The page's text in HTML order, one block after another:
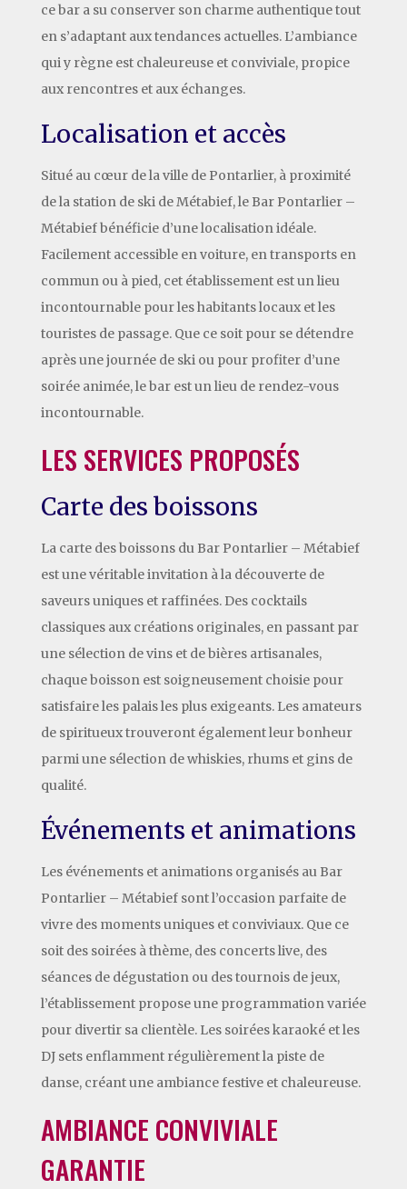
ce bar a su conserver son charme authentique tout
en s’adaptant aux tendances actuelles. L’ambiance
qui y règne est chaleureuse et conviviale, propice
aux rencontres et aux échanges.
Localisation et accès
Situé au cœur de la ville de Pontarlier, à proximité
de la station de ski de Métabief, le Bar Pontarlier –
Métabief bénéficie d’une localisation idéale.
Facilement accessible en voiture, en transports en
commun ou à pied, cet établissement est un lieu
incontournable pour les habitants locaux et les
touristes de passage. Que ce soit pour se détendre
après une journée de ski ou pour profiter d’une
soirée animée, le bar est un lieu de rendez-vous
incontournable.
LES SERVICES PROPOSÉS
Carte des boissons
La carte des boissons du Bar Pontarlier – Métabief
est une véritable invitation à la découverte de
saveurs uniques et raffinées. Des cocktails
classiques aux créations originales, en passant par
une sélection de vins et de bières artisanales,
chaque boisson est soigneusement choisie pour
satisfaire les palais les plus exigeants. Les amateurs
de spiritueux trouveront également leur bonheur
parmi une sélection de whiskies, rhums et gins de
qualité.
Événements et animations
Les événements et animations organisés au Bar
Pontarlier – Métabief sont l’occasion parfaite de
vivre des moments uniques et conviviaux. Que ce
soit des soirées à thème, des concerts live, des
séances de dégustation ou des tournois de jeux,
l’établissement propose une programmation variée
pour divertir sa clientèle. Les soirées karaoké et les
DJ sets enflamment régulièrement la piste de
danse, créant une ambiance festive et chaleureuse.
AMBIANCE CONVIVIALE
GARANTIE